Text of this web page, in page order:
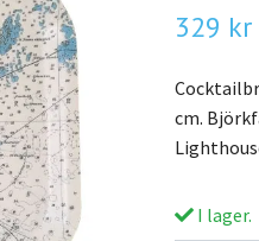
329 kr
cm.
I lager.